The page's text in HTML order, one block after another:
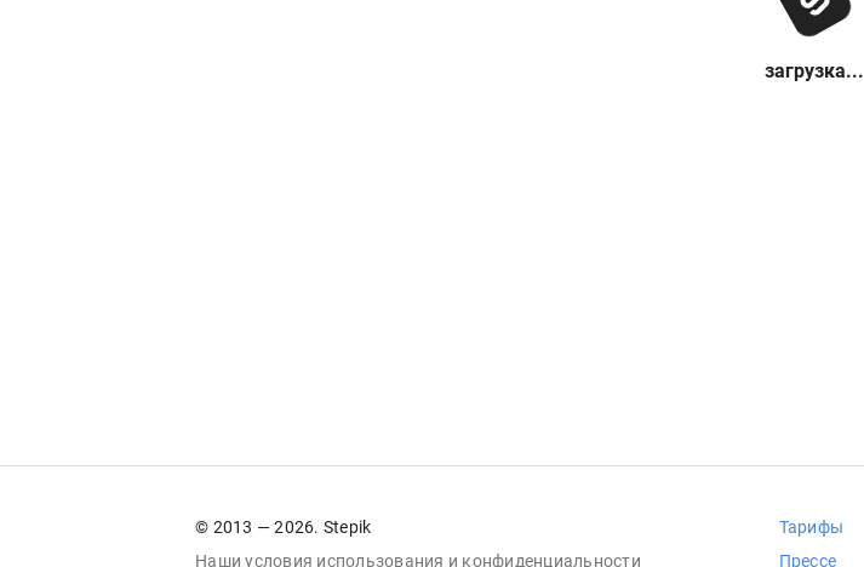
загрузка...
© 2013 — 2026. Stepik
Наши условия использования и конфиденциальности
Тарифы
Прессе